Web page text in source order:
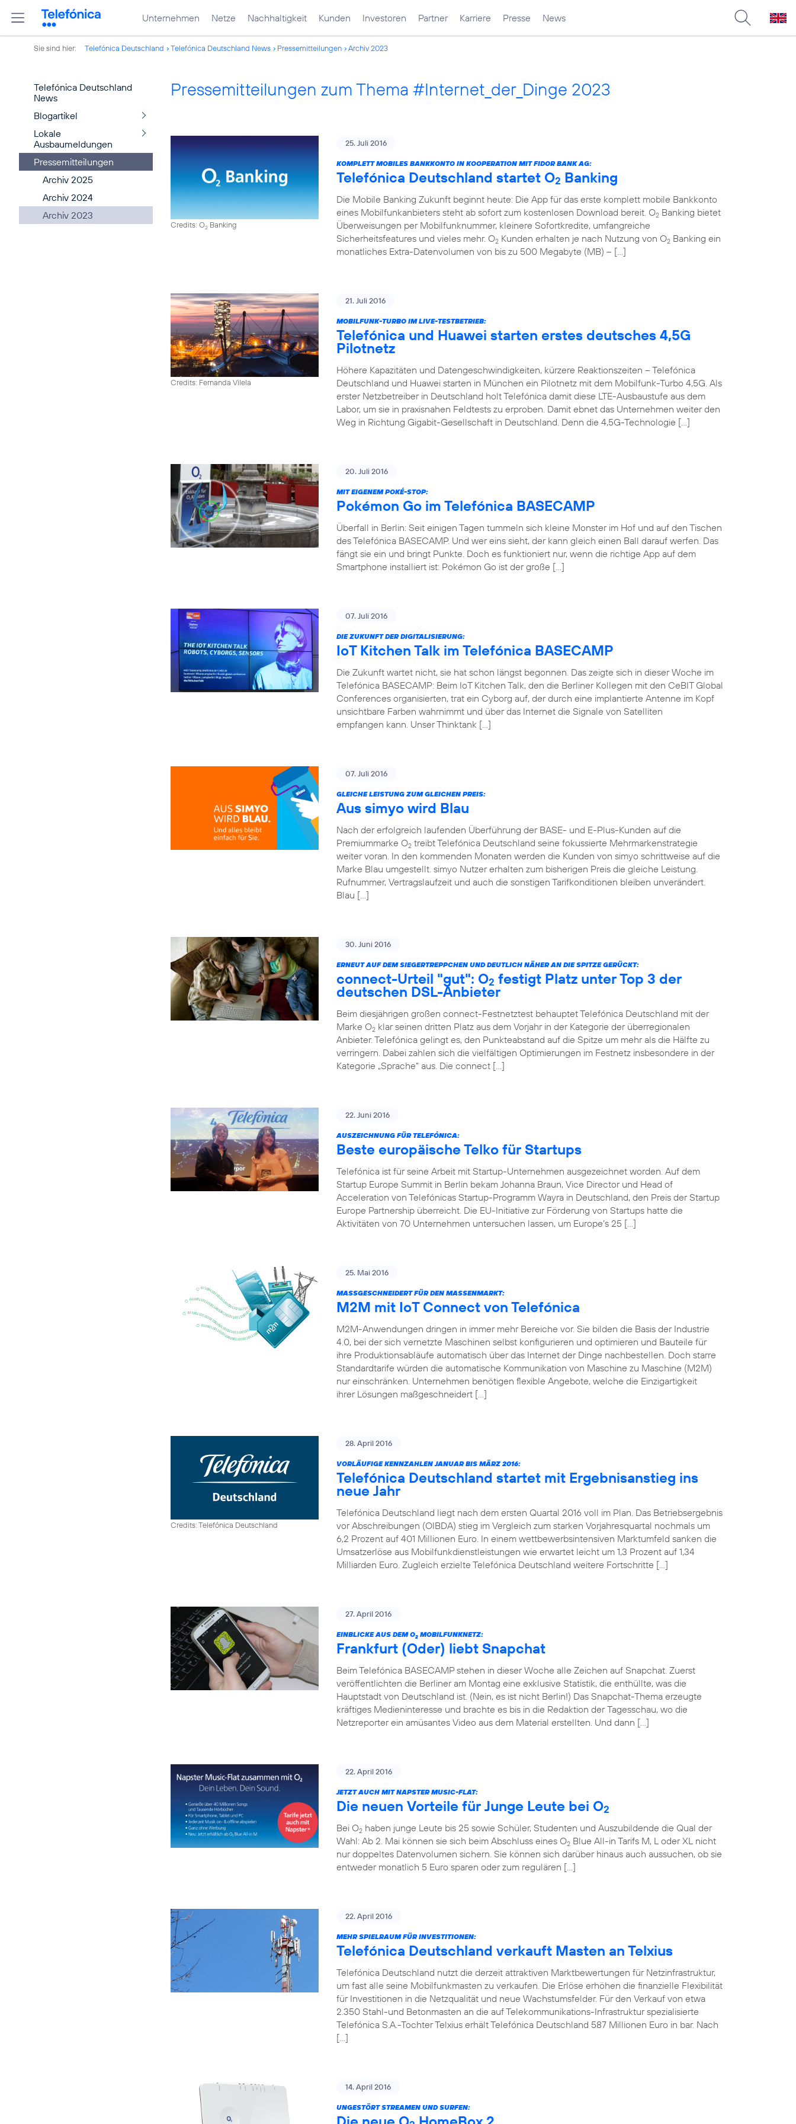
Unternehmen Netze Nachhaltigkeit Kunden Investoren Partner Karriere Presse News
Sie sind hier: Telefónica Deutschland Telefónica Deutschland News Pressemitteilungen Archiv 2023
Telefónica Deutschland
News
Blogartikel
Lokale
Ausbaumeldungen
Pressemitteilungen
Archiv 2025
Archiv 2024
Archiv 2023
Pressemitteilungen zum Thema #Internet_der_Dinge 2023
Credits: O2 Banking
25. Juli 2016
KOMPLETT MOBILES BANKKONTO IN KOOPERATION MIT FIDOR BANK AG:
Telefónica Deutschland startet O2 Banking
Die Mobile Banking Zukunft beginnt heute: Die App für das erste komplett mobile Bankkonto
eines Mobilfunkanbieters steht ab sofort zum kostenlosen Download bereit. O2 Banking bietet
Überweisungen per Mobilfunknummer, kleinere Sofortkredite, umfangreiche
Sicherheitsfeatures und vieles mehr. O2 Kunden erhalten je nach Nutzung von O2 Banking ein
monatliches Extra-Datenvolumen von bis zu 500 Megabyte (MB) – […]
Credits: Fernanda Vilela
21. Juli 2016
MOBILFUNK-TURBO IM LIVE-TESTBETRIEB:
Telefónica und Huawei starten erstes deutsches 4,5G
Pilotnetz
Höhere Kapazitäten und Datengeschwindigkeiten, kürzere Reaktionszeiten – Telefónica
Deutschland und Huawei starten in München ein Pilotnetz mit dem Mobilfunk-Turbo 4,5G. Als
erster Netzbetreiber in Deutschland holt Telefónica damit diese LTE-Ausbaustufe aus dem
Labor, um sie in praxisnahen Feldtests zu erproben. Damit ebnet das Unternehmen weiter den
Weg in Richtung Gigabit-Gesellschaft in Deutschland. Denn die 4,5G-Technologie […]
20. Juli 2016
MIT EIGENEM POKÉ-STOP:
Pokémon Go im Telefónica BASECAMP
Überfall in Berlin: Seit einigen Tagen tummeln sich kleine Monster im Hof und auf den Tischen
des Telefónica BASECAMP. Und wer eins sieht, der kann gleich einen Ball darauf werfen. Das
fängt sie ein und bringt Punkte. Doch es funktioniert nur, wenn die richtige App auf dem
Smartphone installiert ist: Pokémon Go ist der große […]
07. Juli 2016
DIE ZUKUNFT DER DIGITALISIERUNG:
IoT Kitchen Talk im Telefónica BASECAMP
Die Zukunft wartet nicht, sie hat schon längst begonnen. Das zeigte sich in dieser Woche im
Telefónica BASECAMP: Beim IoT Kitchen Talk, den die Berliner Kollegen mit den CeBIT Global
Conferences organisierten, trat ein Cyborg auf, der durch eine implantierte Antenne im Kopf
unsichtbare Farben wahrnimmt und über das Internet die Signale von Satelliten
empfangen kann. Unser Thinktank […]
07. Juli 2016
GLEICHE LEISTUNG ZUM GLEICHEN PREIS:
Aus simyo wird Blau
Nach der erfolgreich laufenden Überführung der BASE- und E-Plus-Kunden auf die
Premiummarke O2 treibt Telefónica Deutschland seine fokussierte Mehrmarkenstrategie
weiter voran. In den kommenden Monaten werden die Kunden von simyo schrittweise auf die
Marke Blau umgestellt. simyo Nutzer erhalten zum bisherigen Preis die gleiche Leistung.
Rufnummer, Vertragslaufzeit und auch die sonstigen Tarifkonditionen bleiben unverändert.
Blau […]
30. Juni 2016
ERNEUT AUF DEM SIEGERTREPPCHEN UND DEUTLICH NÄHER AN DIE SPITZE GERÜCKT:
connect-Urteil "gut": O2 festigt Platz unter Top 3 der
deutschen DSL-Anbieter
Beim diesjährigen großen connect-Festnetztest behauptet Telefónica Deutschland mit der
Marke O2 klar seinen dritten Platz aus dem Vorjahr in der Kategorie der überregionalen
Anbieter. Telefónica gelingt es, den Punkteabstand auf die Spitze um mehr als die Hälfte zu
verringern. Dabei zahlen sich die vielfältigen Optimierungen im Festnetz insbesondere in der
Kategorie „Sprache“ aus. Die connect […]
22. Juni 2016
AUSZEICHNUNG FÜR TELEFÓNICA:
Beste europäische Telko für Startups
Telefónica ist für seine Arbeit mit Startup-Unternehmen ausgezeichnet worden. Auf dem
Startup Europe Summit in Berlin bekam Johanna Braun, Vice Director und Head of
Acceleration von Telefónicas Startup-Programm Wayra in Deutschland, den Preis der Startup
Europe Partnership überreicht. Die EU-Initiative zur Förderung von Startups hatte die
Aktivitäten von 70 Unternehmen untersuchen lassen, um Europe’s 25 […]
25. Mai 2016
MASSGESCHNEIDERT FÜR DEN MASSENMARKT:
M2M mit IoT Connect von Telefónica
M2M-Anwendungen dringen in immer mehr Bereiche vor. Sie bilden die Basis der Industrie
4.0, bei der sich vernetzte Maschinen selbst konfigurieren und optimieren und Bauteile für
ihre Produktionsabläufe automatisch über das Internet der Dinge nachbestellen. Doch starre
Standardtarife würden die automatische Kommunikation von Maschine zu Maschine (M2M)
nur einschränken. Unternehmen benötigen flexible Angebote, welche die Einzigartigkeit
ihrer Lösungen maßgeschneidert […]
Credits: Telefónica Deutschland
28. April 2016
VORLÄUFIGE KENNZAHLEN JANUAR BIS MÄRZ 2016:
Telefónica Deutschland startet mit Ergebnisanstieg ins
neue Jahr
Telefónica Deutschland liegt nach dem ersten Quartal 2016 voll im Plan. Das Betriebsergebnis
vor Abschreibungen (OIBDA) stieg im Vergleich zum starken Vorjahresquartal nochmals um
6,2 Prozent auf 401 Millionen Euro. In einem wettbewerbsintensiven Marktumfeld sanken die
Umsatzerlöse aus Mobilfunkdienstleistungen wie erwartet leicht um 1,3 Prozent auf 1,34
Milliarden Euro. Zugleich erzielte Telefónica Deutschland weitere Fortschritte […]
27. April 2016
EINBLICKE AUS DEM O2 MOBILFUNKNETZ:
Frankfurt (Oder) liebt Snapchat
Beim Telefónica BASECAMP stehen in dieser Woche alle Zeichen auf Snapchat. Zuerst
veröffentlichten die Berliner am Montag eine exklusive Statistik, die enthüllte, was die
Hauptstadt von Deutschland ist. (Nein, es ist nicht Berlin!) Das Snapchat-Thema erzeugte
kräftiges Medieninteresse und brachte es bis in die Redaktion der Tagesschau, wo die
Netzreporter ein amüsantes Video aus dem Material erstellten. Und dann […]
22. April 2016
JETZT AUCH MIT NAPSTER MUSIC-FLAT:
Die neuen Vorteile für Junge Leute bei O2
Bei O2 haben junge Leute bis 25 sowie Schüler, Studenten und Auszubildende die Qual der
Wahl: Ab 2. Mai können sie sich beim Abschluss eines O2 Blue All-in Tarifs M, L oder XL nicht
nur doppeltes Datenvolumen sichern. Sie können sich darüber hinaus auch aussuchen, ob sie
entweder monatlich 5 Euro sparen oder zum regulären […]
22. April 2016
MEHR SPIELRAUM FÜR INVESTITIONEN:
Telefónica Deutschland verkauft Masten an Telxius
Telefónica Deutschland nutzt die derzeit attraktiven Marktbewertungen für Netzinfrastruktur,
um fast alle seine Mobilfunkmasten zu verkaufen. Die Erlöse erhöhen die finanzielle Flexibilität
für Investitionen in die Netzqualität und neue Wachstumsfelder. Für den Verkauf von etwa
2.350 Stahl-und Betonmasten an die auf Telekommunikations-Infrastruktur spezialisierte
Telefónica S.A.-Tochter Telxius erhält Telefónica Deutschland 587 Millionen Euro in bar. Nach
[…]
14. April 2016
UNGESTÖRT STREAMEN UND SURFEN: